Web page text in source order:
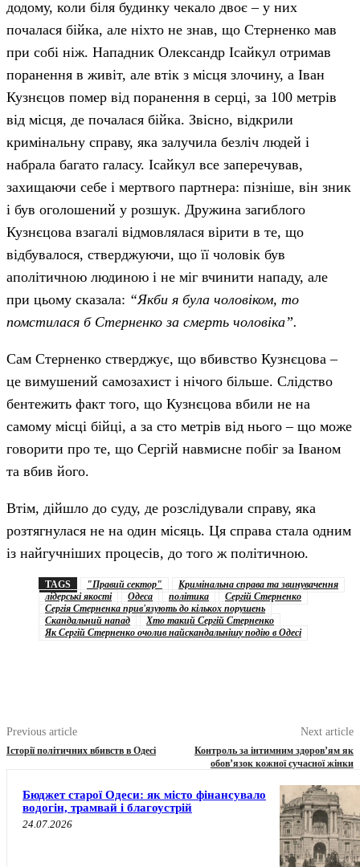
додому, коли біля будинку чекало двоє – у них
почалася бійка, але ніхто не знав, що Стерненко мав
при собі ніж. Нападник Олександр Ісайкул отримав
поранення в живіт, але втік з місця злочину, а Іван
Кузнєцов помер від поранення в серці, за 100 метрів
від місця, де почалася бійка. Звісно, відкрили
кримінальну справу, яка залучила безліч людей і
набрала багато галасу. Ісайкул все заперечував,
захищаючи себе і мертвого партнера: пізніше, він зник
і був оголошений у розшук. Дружина загиблого
Кузнєцова взагалі відмовлялася вірити в те, що
відбувалося, стверджуючи, що її чоловік був
аполітичною людиною і не міг вчинити нападу, але
при цьому сказала: “Якби я була чоловіком, то
помстилася б Стерненко за смерть чоловіка”.
Сам Стерненко стверджує, що вбивство Кузнєцова –
це вимушений самозахист і нічого більше. Слідство
бентежить факт того, що Кузнєцова вбили не на
самому місці бійці, а за сто метрів від нього – що може
говорити про те, що Сергій навмисне побіг за Іваном
та вбив його.
Втім, дійшло до суду, де розслідували справу, яка
розтягнулася не на один місяць. Ця справа стала одним
із найгучніших процесів, до того ж політичною.
TAGS "Правий сектор"
Кримінальна справа та звинувачення
лідерські якості
Одеса політика
Сергій Стерненко
Сергія Стерненка прив'язують до кількох порушень
Скандальний напад
Хто такий Сергій Стерненко
Як Сергій Стерненко очолив найскандальнішу подію в Одесі
Previous article
Історії політичних вбивств в Одесі
Next article
Контроль за інтимним здоров’ям як
обов’язок кожної сучасної жінки
Бюджет старої Одеси: як місто фінансувало
водогін, трамвай і благоустрій
24.07.2026